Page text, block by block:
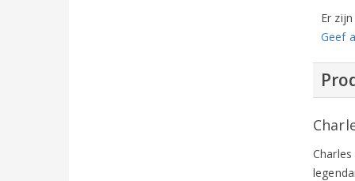
Er
Geef